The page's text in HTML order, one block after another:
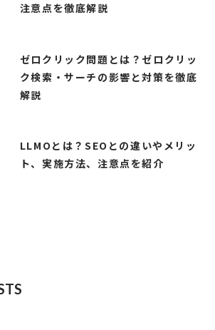
注意点を徹底解説
ゼロクリック問題とは？ゼロクリッ
ク検索・サーチの影響と対策を徹底
解説
LLMOとは？SEOとの違いやメリッ
ト、実施方法、注意点を紹介